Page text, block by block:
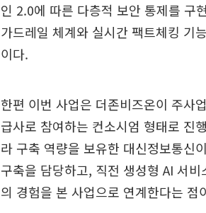
인 2.0에 따른 다층적 보안 통제를 구
가드레일 체계와 실시간 팩트체킹 기
이다.
한편 이번 사업은 더존비즈온이 주사
급사로 참여하는 컨소시엄 형태로 진
라 구축 역량을 보유한 대신정보통신
구축을 담당하고, 직전 생성형 AI 서
의 경험을 본 사업으로 연계한다는 점